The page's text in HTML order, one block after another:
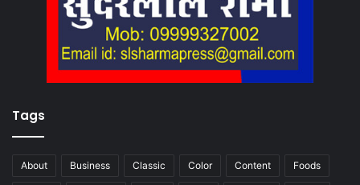
Tags
About Business Classic Color Content Foods